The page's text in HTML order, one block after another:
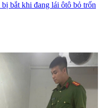
bắt khi đang lái ôtô bỏ trốn